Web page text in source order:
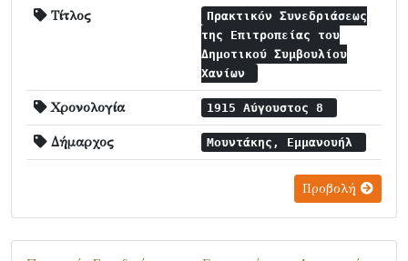
Τίτλος
Πρακτικόν Συνεδριάσεως
της Επιτροπείας του
Δημοτικού Συμβουλίου
Χανίων
Χρονολογία 1915 Αύγουστος 8
Δήμαρχος Μουντάκης, Εμμανουήλ
Προβολή